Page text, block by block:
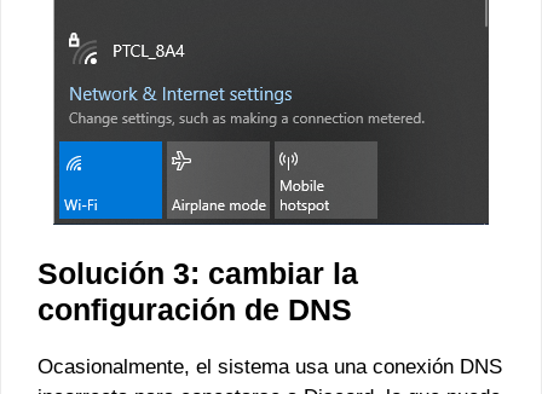
Solución 3: cambiar la
configuración de DNS
Ocasionalmente, el sistema usa una conexión DNS